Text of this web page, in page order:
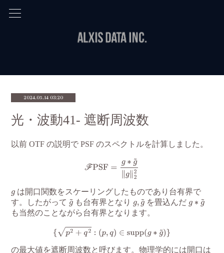
2024.05.14 03:20
光・波動41- 遮断周波数